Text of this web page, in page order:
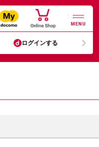
MENU
ログインする